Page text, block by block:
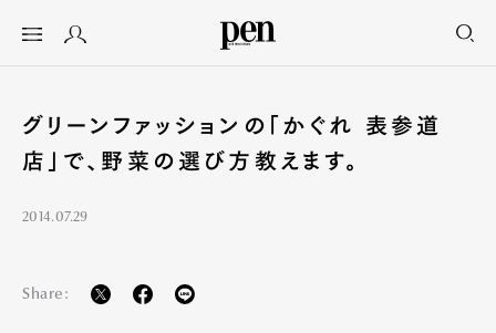
グリーンファッションの「かぐれ 表参道
店」で、野菜の選び方教えます。
2014.07.29
Share: